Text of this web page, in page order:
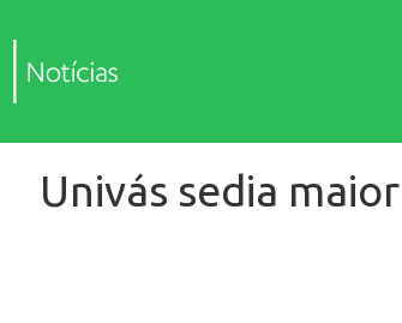
Univás sedia